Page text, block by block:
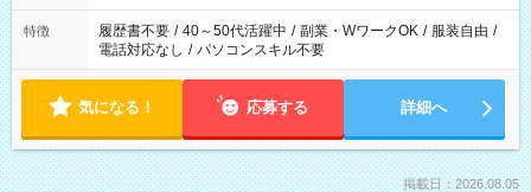
特徴 履歴書不要 / 40～50代活躍中 / 副業・WワークOK / 服装自由 /
電話対応なし / パソコンスキル不要
気になる！ 応募する 詳細へ
掲載日：2026.08.05